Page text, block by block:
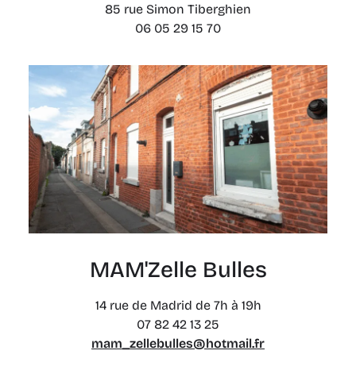
85 rue Simon Tiberghien
06 05 29 15 70
MAM'Zelle Bulles
14 rue de Madrid de 7h à 19h
07 82 42 13 25
mam_zellebulles@hotmail.fr